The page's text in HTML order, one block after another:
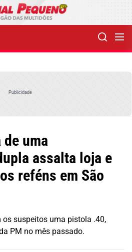
Publicidade
uma
assalta loja e
reféns em São
suspeitos uma pistola .40,
PM no mês passado.